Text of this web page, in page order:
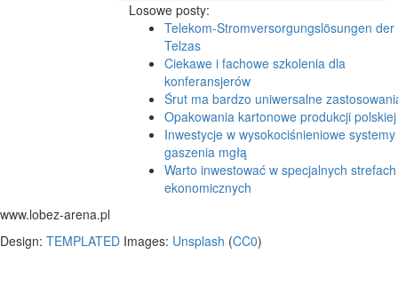
Losowe posty:
Telekom-Stromversorgungslösungen der
Telzas
Ciekawe i fachowe szkolenia dla
konferansjerów
Śrut ma bardzo uniwersalne
Opakowania kartonowe produkcji polskiej
Inwestycje w wysokociśnieniowe systemy
gaszenia mgłą
Warto inwestować w specjalnych strefach
ekonomicznych
www.lobez-arena.pl
Design: TEMPLATED Images: Unsplash (CC0)